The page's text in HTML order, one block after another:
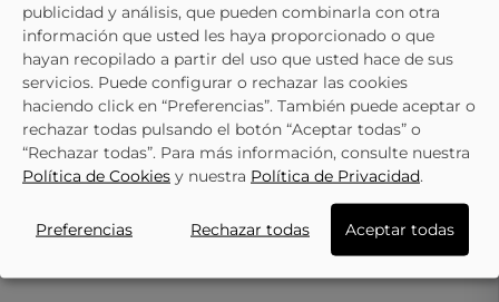
publicidad y análisis, que pueden combinarla con otra
información que usted les haya proporcionado o que
hayan recopilado a partir del uso que usted hace de sus
servicios. Puede configurar o rechazar las cookies
haciendo click en “Preferencias”. También puede aceptar o
rechazar todas pulsando el botón “Aceptar todas” o
“Rechazar todas”. Para más información, consulte nuestra
Política de Cookies y nuestra Política de Privacidad.
Preferencias Rechazar todas Aceptar todas